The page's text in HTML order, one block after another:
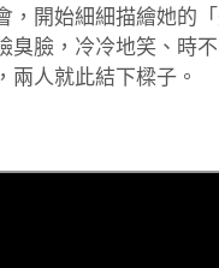
，開始細細描繪她的
臭臉，冷冷地笑、時
兩人就此結下樑子。